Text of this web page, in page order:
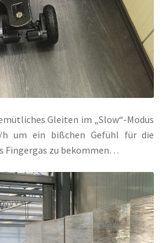
Gleiten im „Slow“-Modus
um ein bißchen Gefühl für die
Fingergas zu bekommen…